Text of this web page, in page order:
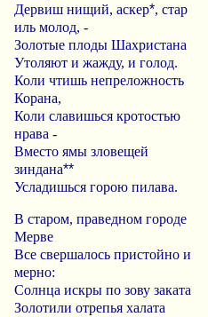
Дервиш нищий, аскер*, стар
иль молод, -
Золотые плоды Шахристана
Утоляют и жажду, и голод.
Коли чтишь непреложность
Корана,
Коли славишься кротостью
нрава -
Вместо ямы зловещей
зиндана**
Усладишься горою пилава.
В старом, праведном городе
Мерве
Все свершалось пристойно и
мерно:
Солнца искры по зову заката
Золотили отрепья халата